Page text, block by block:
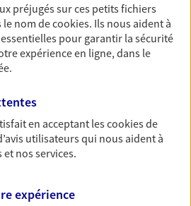
à votre épargne : achat
enfants ou voyage autour
à votre rythme et
profil.
préjugés sur ces petits fichiers
le nom decookies. Ils nous aident à
pour garantir la sécurité
expérience en ligne, dans le
en acceptant lescookiesde
utilisateurs qui nous aident à
nos services.
expérience